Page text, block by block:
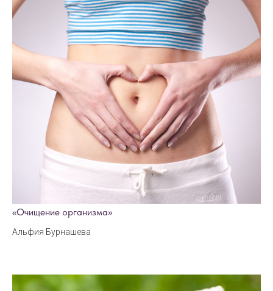
«Очищение организма»
Альфия Бурнашева